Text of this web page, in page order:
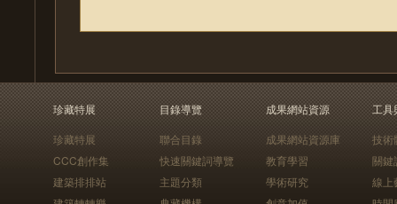
珍藏特展
珍藏特展
CCC創作集
建築排排站
目錄導覽
聯合目錄
快速關鍵詞導覽
主題分類
成果網站資源
成果網站資源庫
教育學習
學術研究
工具
技術
關鍵
線上